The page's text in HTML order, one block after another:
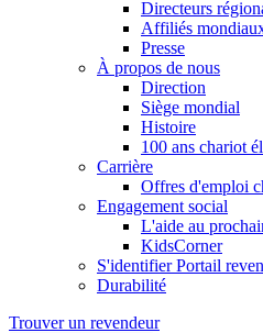
Directeurs
Affiliés
Presse
À propos de nous
Direction
Siège mondial
Histoire
100 ans chariot
Carrière
Offres d'emploi
Engagement social
L'aide au
KidsCorner
S'identifier Portail
Durabilité
Trouver un revendeur